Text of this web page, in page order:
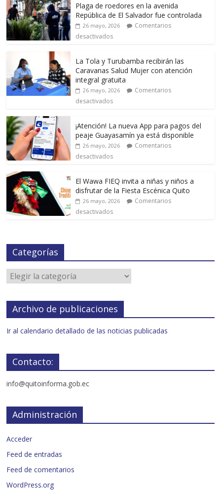
Plaga de roedores en la avenida
República de El Salvador fue controlada
26 mayo, 2026
Comentarios
desactivados
La Tola y Turubamba recibirán las
Caravanas Salud Mujer con atención
integral gratuita
26 mayo, 2026
Comentarios
desactivados
¡Atención! La nueva App para pagos del
peaje Guayasamín ya está disponible
26 mayo, 2026
Comentarios
desactivados
El Wawa FIEQ invita a niñas y niños a
disfrutar de la Fiesta Escénica Quito
26 mayo, 2026
Comentarios
desactivados
Categorías
Archivo de publicaciones
Ir al calendario detallado de las noticias publicadas
Contacto:
info@quitoinforma.gob.ec
Administración
Acceder
Feed de entradas
Feed de comentarios
WordPress.org